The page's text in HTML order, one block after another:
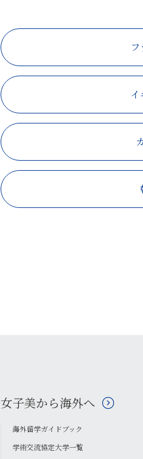
イ
女子美から海外へ
海外留学ガイドブック
学術交流協定大学一覧